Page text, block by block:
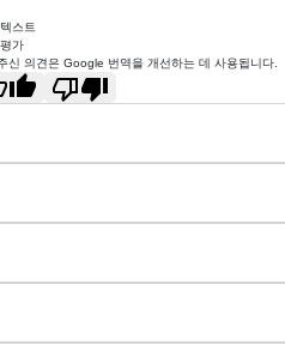
스트
가
신 의견은 Google 번역을 개선하는 데 사용됩니다.